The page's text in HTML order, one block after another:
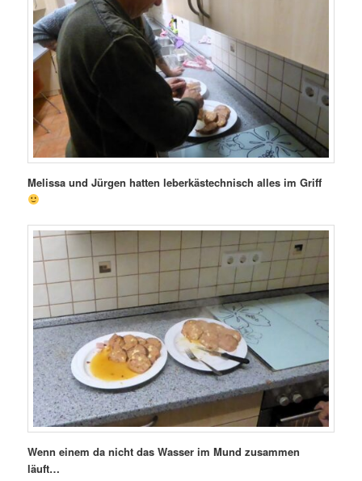
Melissa und Jürgen hatten leberkästechnisch alles im Griff
Wenn einem da nicht das Wasser im Mund zusammen
läuft…